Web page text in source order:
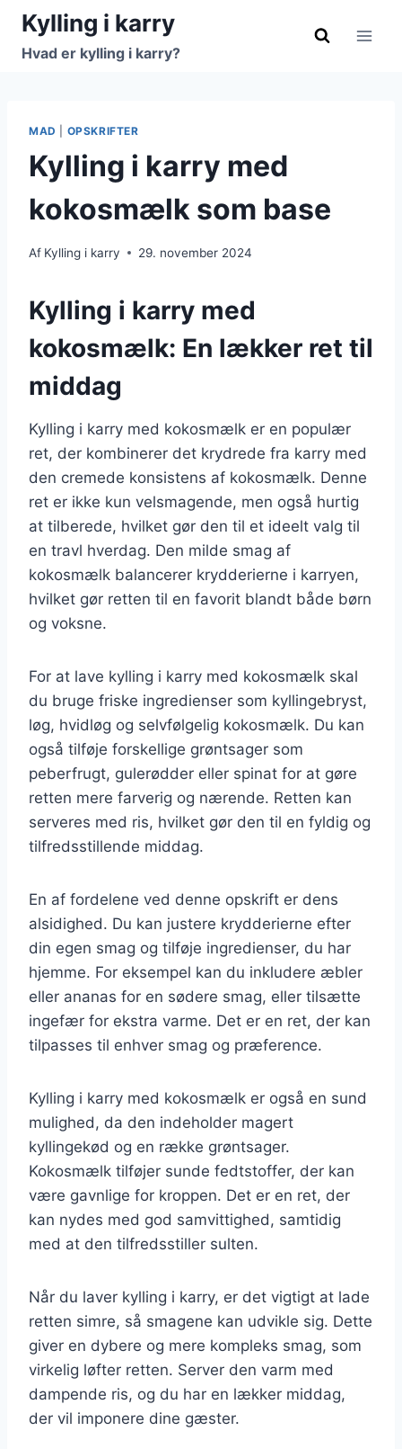
Fortsæt
indhold
Kylling i karry
Hvad er kylling i karry?
MAD OPSKRIFTER
Kylling i karry med
kokosmælk som base
Af Kylling i karry 29. november 2024
Kylling i karry med
kokosmælk: En lækker ret til
middag
Kylling i karry med kokosmælk er en populær
ret, der kombinerer det krydrede fra karry med
den cremede konsistens af kokosmælk. Denne
ret er ikke kun velsmagende, men også hurtig
at tilberede, hvilket gør den til et ideelt valg til
en travl hverdag. Den milde smag af
kokosmælk balancerer krydderierne i karryen,
hvilket gør retten til en favorit blandt både børn
og voksne.
For at lave kylling i karry med kokosmælk skal
du bruge friske ingredienser som kyllingebryst,
løg, hvidløg og selvfølgelig kokosmælk. Du kan
også tilføje forskellige grøntsager som
peberfrugt, gulerødder eller spinat for at gøre
retten mere farverig og nærende. Retten kan
serveres med ris, hvilket gør den til en fyldig og
tilfredsstillende middag.
En af fordelene ved denne opskrift er dens
alsidighed. Du kan justere krydderierne efter
din egen smag og tilføje ingredienser, du har
hjemme. For eksempel kan du inkludere æbler
eller ananas for en sødere smag, eller tilsætte
ingefær for ekstra varme. Det er en ret, der kan
tilpasses til enhver smag og præference.
Kylling i karry med kokosmælk er også en sund
mulighed, da den indeholder magert
kyllingekød og en række grøntsager.
Kokosmælk tilføjer sunde fedtstoffer, der kan
være gavnlige for kroppen. Det er en ret, der
kan nydes med god samvittighed, samtidig
med at den tilfredsstiller sulten.
Når du laver kylling i karry, er det vigtigt at lade
retten simre, så smagene kan udvikle sig. Dette
giver en dybere og mere kompleks smag, som
virkelig løfter retten. Server den varm med
dampende ris, og du har en lækker middag,
der vil imponere dine gæster.